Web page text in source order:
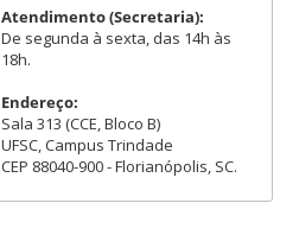
Atendimento (Secretaria):
De segunda à sexta, das 14h às
18h.
Endereço:
Sala 313 (CCE, Bloco B)
UFSC, Campus Trindade
CEP 88040-900 - Florianópolis, SC.